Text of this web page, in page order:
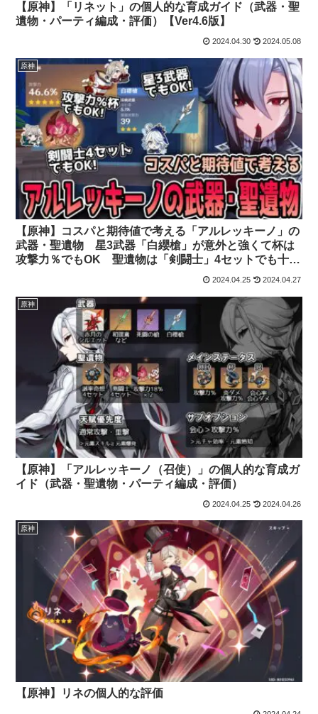
【原神】「リネット」の個人的な育成ガイド（武器・聖
遺物・パーティ編成・評価）【Ver4.6版】
2024.04.30 2024.05.08
原神
【原神】コスパと期待値で考える「アルレッキーノ」の
武器・聖遺物 星3武器「白纓槍」が意外と強くて杯は
攻撃力％でもOK 聖遺物は「剣闘士」4セットでも十分
2024.04.25 2024.04.27
原神
【原神】「アルレッキーノ（召使）」の個人的な育成ガ
イド（武器・聖遺物・パーティ編成・評価）
2024.04.25 2024.04.26
原神
【原神】リネの個人的な評価